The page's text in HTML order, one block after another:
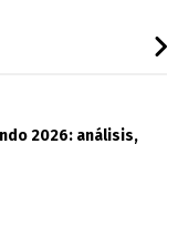
2026: análisis,